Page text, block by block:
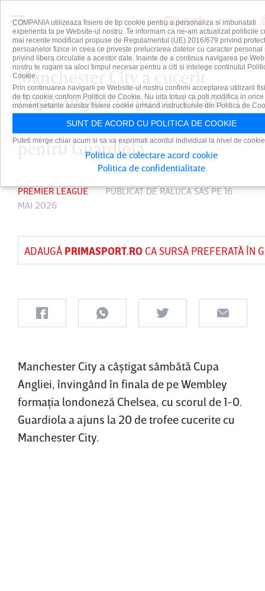
Manchester City a cucerit
Cupa Angliei după ce a bătut-o
pe Chelsea! Trofeul 20 la City
pentru Guardiola
PREMIER LEAGUE PUBLICAT DERALUCA SASPE 16
MAI 2026
ADAUGĂ PRIMASPORT.ROCA SURSĂ PREFERATĂ ÎN
Manchester City a câştigat sâmbătă Cupa
Angliei, învingând în finala de pe Wembley
formaţia londoneză Chelsea, cu scorul de 1-0.
Guardiola a ajuns la 20 de trofee cucerite cu
Manchester City.
COMPANIA utilizeaza fisiere de tip cookie pentru a personaliza si imbunatati
experienta ta pe Website-ul nostru. Te informam ca ne-am actualizat politicile
mai recente modificari propuse de Regulamentul (UE) 2016/679 privind
persoanelor fizice in ceea ce priveste prelucrarea datelor cu caracter personal
privind libera circulatie a acestor date. Inainte de a continua navigarea pe
nostru te rugam sa aloci timpul necesar pentru a citi si intelege continutul
Cookie.
Prin continuarea navigarii pe Website-ul nostru confirmi acceptarea utilizarii
de tip cookie conform Politicii de Cookie. Nu uita totusi ca poti modifica in orice
moment setarile acestor fisiere cookie urmand instructiunile din Politica de
SUNT DE ACORD CU POLITICA DE COOKIE
Puteti merge chiar acum si sa va exprimati acordul individual la nivel de
Politica de colectare acord cookie
Politica de confidentialitate